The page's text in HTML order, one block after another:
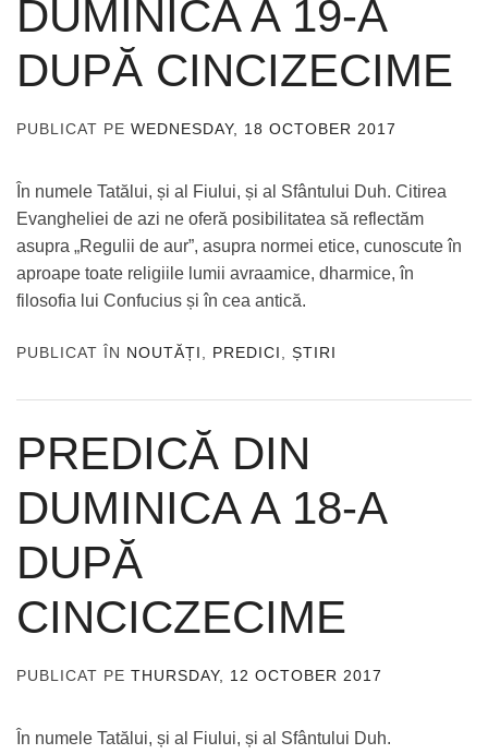
DUMINICA A 19-A
DUPĂ CINCIZECIME
PUBLICAT PE WEDNESDAY, 18 OCTOBER 2017
În numele Tatălui, și al Fiului, și al Sfântului Duh. Citirea
Evangheliei de azi ne oferă posibilitatea să reflectăm
asupra „Regulii de aur”, asupra normei etice, cunoscute în
aproape toate religiile lumii avraamice, dharmice, în
filosofia lui Confucius și în cea antică.
PUBLICAT ÎN NOUTĂȚI, PREDICI, ȘTIRI
PREDICĂ DIN
DUMINICA A 18-A
DUPĂ
CINCICZECIME
PUBLICAT PE THURSDAY, 12 OCTOBER 2017
În numele Tatălui, și al Fiului, și al Sfântului Duh.